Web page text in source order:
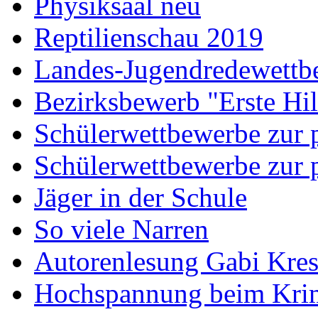
Reptilienschau 2019
Landes-
Bezirksbewerb "Erste
Schülerwettbewerbe
Schülerwettbewerbe
Jäger in der Schule
So viele Narren
Autorenlesung Gabi
Hochspannung beim